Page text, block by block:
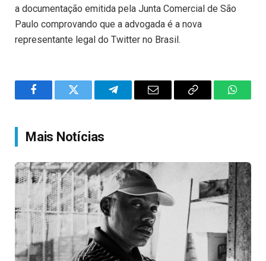
a documentação emitida pela Junta Comercial de São
Paulo comprovando que a advogada é a nova
representante legal do Twitter no Brasil.
FacebookTwitter TelegramEmail
Copy
Mais Notícias